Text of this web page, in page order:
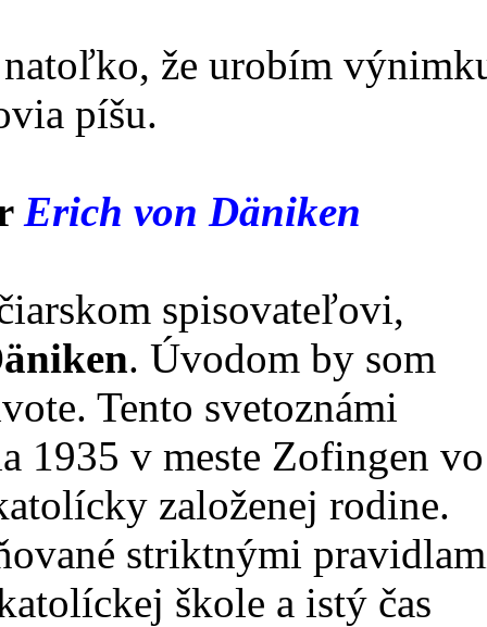
natoľko, že urobím
píšu.
Erich von Däniken
spisovateľovi,
. Úvodom by som
Tento svetoznámi
1935 v meste Zofingen vo
založenej rodine.
striktnými
škole a istý čas